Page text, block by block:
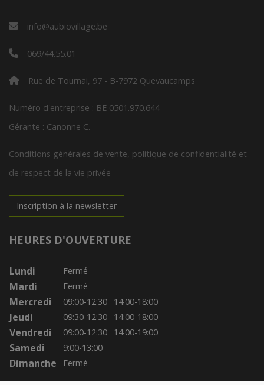
info@aubiovillage.be
069/44.55.01
Rue de Tournai, 97 - B-7972 Quevaucamps
Numéro d'entreprise : BE 0501.970.644
Gérante : Canonne C.
Conditions générales de vente, politique de confidentialité et
de respect de la vie privée
Inscription à la newsletter
HEURES D'OUVERTURE
Lundi Fermé
Mardi Fermé
Mercredi 09:00-12:30 14:00-18:00
Jeudi 09:30-12:30 14:00-18:00
Vendredi 09:00-12:30 14:00-19:00
Samedi 9:00-13:00
Dimanche Fermé